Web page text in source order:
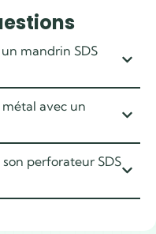
mandrin SDS
avec un
perforateur SDS